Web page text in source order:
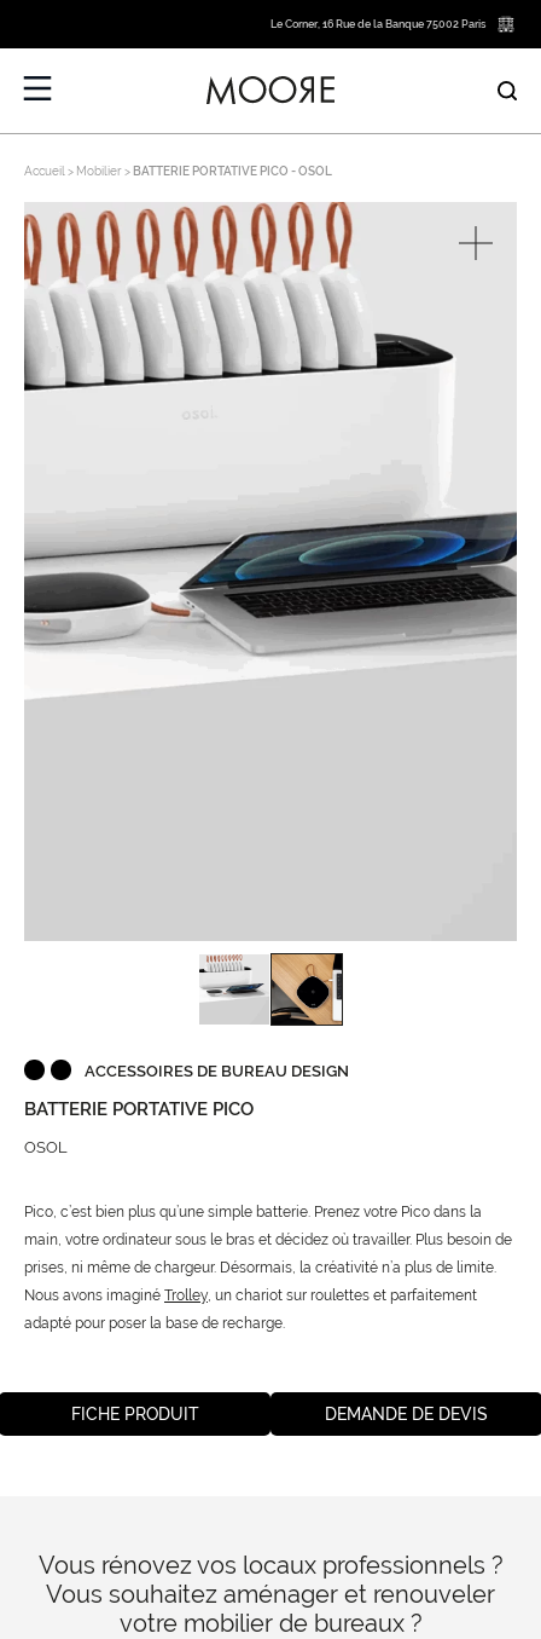
Le Corner, 16 Rue de la Banque 75002 Paris
Accueil Mobilier BATTERIE PORTATIVE PICO - OSOL
ACCESSOIRES DE BUREAU DESIGN
BATTERIE PORTATIVE PICO
OSOL
Pico, c’est bien plus qu’une simple batterie. Prenez votre Pico dans la
main, votre ordinateur sous le bras et décidez où travailler. Plus besoin de
prises, ni même de chargeur. Désormais, la créativité n’a plus de limite.
Nous avons imaginé Trolley , un chariot sur roulettes et parfaitement
adapté pour poser la base de recharge.
FICHE PRODUIT DEMANDE DE DEVIS
Vous rénovez vos locaux professionnels ?
Vous souhaitez aménager et renouveler
votre mobilier de bureaux ?